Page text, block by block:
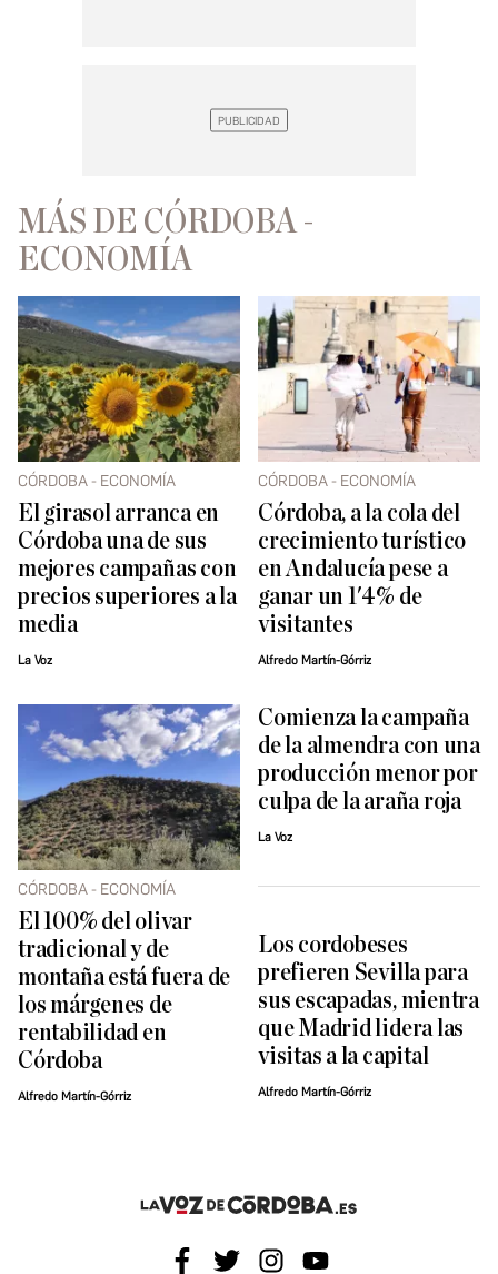
MÁS DE CÓRDOBA -
ECONOMÍA
CÓRDOBA - ECONOMÍA
El girasol arranca en
Córdoba una de sus
mejores campañas con
precios superiores a la
media
La Voz
CÓRDOBA - ECONOMÍA
Córdoba, a la cola del
crecimiento turístico
en Andalucía pese a
ganar un 1'4% de
visitantes
Alfredo Martín-Górriz
CÓRDOBA - ECONOMÍA
El 100% del olivar
tradicional y de
montaña está fuera de
los márgenes de
rentabilidad en
Córdoba
Alfredo Martín-Górriz
Comienza la campaña
de la almendra con una
producción menor por
culpa de la araña roja
La Voz
Los cordobeses
prefieren Sevilla para
sus escapadas, mientra
que Madrid lidera las
visitas a la capital
Alfredo Martín-Górriz